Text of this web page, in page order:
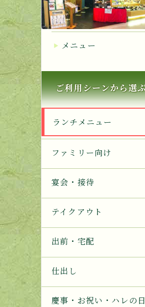
メニュー
ご利用シーンから選
ランチメニュー
ファミリー向け
宴会・接待
テイクアウト
出前・宅配
仕出し
慶事・お祝い・ハレの日